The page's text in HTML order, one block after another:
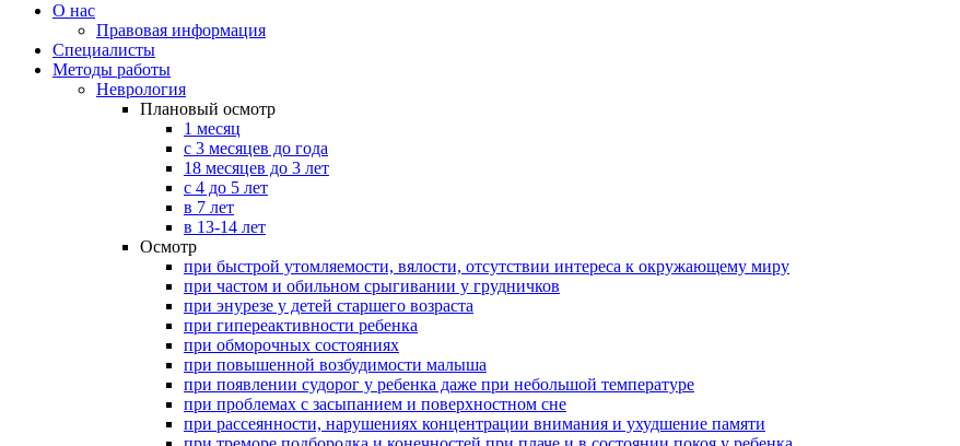
О нас
Правовая информация
Специалисты
Методы работы
Неврология
Плановый осмотр
1 месяц
с 3 месяцев до года
18 месяцев до 3 лет
с 4 до 5 лет
в 7 лет
в 13-14 лет
Осмотр
при быстрой утомляемости, вялости, отсутствии интереса к окружающему миру
при частом и обильном срыгивании у грудничков
при энурезе у детей старшего возраста
при гипереактивности ребенка
при обморочных состояниях
при повышенной возбудимости малыша
при появлении судорог у ребенка даже при небольшой температуре
при проблемах с засыпанием и поверхностном сне
при рассеянности, нарушениях концентрации внимания и ухудшение памяти